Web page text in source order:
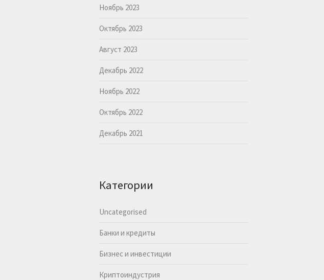
Ноябрь 2023
Октябрь 2023
Август 2023
Декабрь 2022
Ноябрь 2022
Октябрь 2022
Декабрь 2021
Категории
Uncategorised
Банки и кредиты
Бизнес и инвестиции
Криптоиндустрия